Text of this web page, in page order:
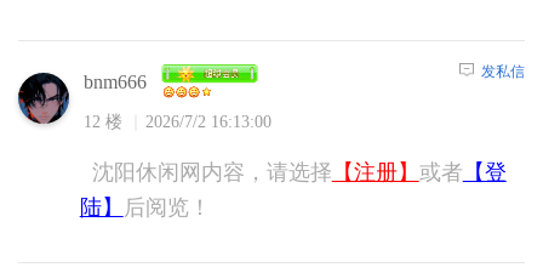
bnm666
12 楼 2026/7/2 16:13:00
发私信
沈阳休闲网内容，请选择 【注册】 或者 【登
陆】
后阅览！